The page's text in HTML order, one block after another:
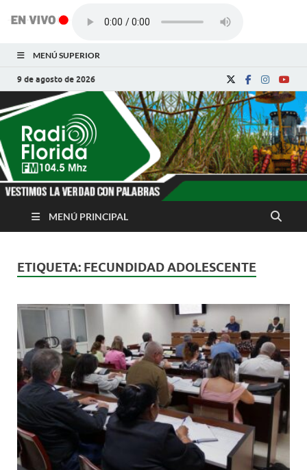
MENÚ SUPERIOR
9 de agosto de 2026
Radio Florida de
Cuba
Noticias y Actualidades de Florida, Camagüey,
MENÚ PRINCIPAL
ETIQUETA: FECUNDIDAD ADOLESCENTE